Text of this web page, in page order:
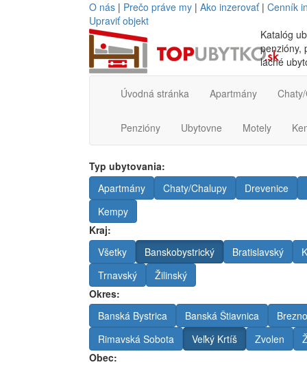
O nás | Prečo práve my | Ako inzerovať| Cenník
Upraviť objekt
Katalóg
penzióny,
lacné
Úvodná stránka Apartmány
Penzióny Ubytovne Motely
Typ ubytovania:
Apartmány
Chaty/Chalupy Drevenice
Kempy
Kraj:
Všetky
Banskobystrický Bratislavský
Trnavský
Žilinský
Okres:
Banská Bystrica
Banská Štiavnica
Brezno
Rimavská Sobota
Veľký Krtíš Zvolen
Obec: